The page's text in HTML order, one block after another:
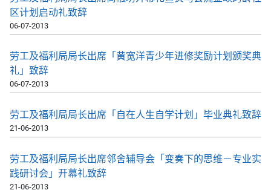
区计划启动礼致辞
06-07-2013
劳工及福利局局长出席「黄宽洋青少年进修奖励计划颁奖典
礼」致辞
06-07-2013
劳工及福利局局长出席「自在人生自学计划」毕业典礼致辞
21-06-2013
劳工及福利局局长出席邻舍辅导会「变奏下的思维－专业实
践研讨会」开幕礼致辞
21-06-2013